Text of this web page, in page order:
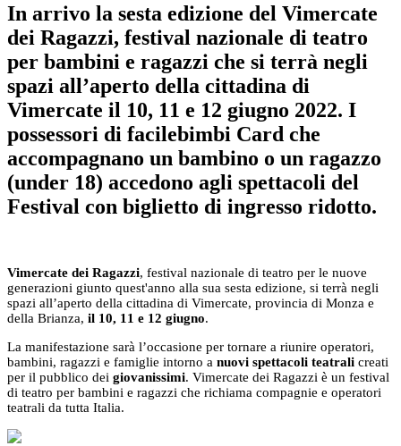
In arrivo la sesta edizione del Vimercate
dei Ragazzi, festival nazionale di teatro
per bambini e ragazzi che si terrà negli
spazi all’aperto della cittadina di
Vimercate il 10, 11 e 12 giugno 2022. I
possessori di facilebimbi Card che
accompagnano un bambino o un ragazzo
(under 18) accedono agli spettacoli del
Festival con biglietto di ingresso ridotto.
Vimercate dei Ragazzi, festival nazionale di teatro per le nuove
generazioni giunto quest'anno alla sua sesta edizione, si terrà negli
spazi all’aperto della cittadina di Vimercate, provincia di Monza e
della Brianza, il 10, 11 e 12 giugno.
La manifestazione sarà l’occasione per tornare a riunire operatori,
bambini, ragazzi e famiglie intorno a nuovi spettacoli teatrali creati
per il pubblico dei giovanissimi. Vimercate dei Ragazzi è un festival
di teatro per bambini e ragazzi che richiama compagnie e operatori
teatrali da tutta Italia.